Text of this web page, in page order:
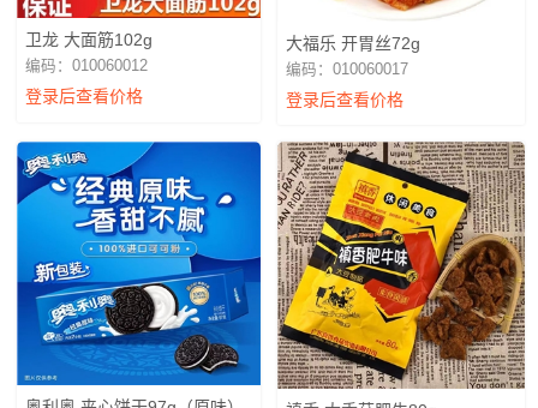
卫龙 大面筋102g
编码：010060012
登录后查看价格
大福乐 开胃丝72g
编码：010060017
登录后查看价格